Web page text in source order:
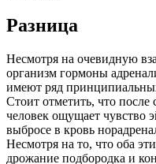
Разница
Несмотря на очевидную
организм гормоны
имеют ряд
Стоит отметить, что после
человек ощущает чувство
выбросе в кровь
Несмотря на то, что оба
дрожание подбородка и